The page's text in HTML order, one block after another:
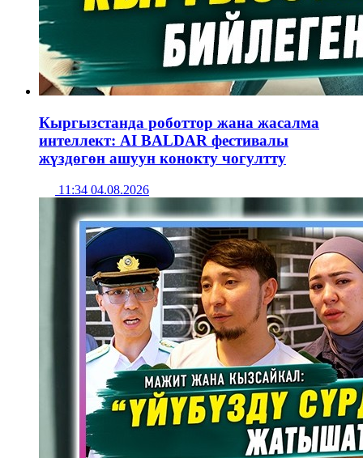
Кыргызстанда роботтор жана жасалма
интеллект: AI BALDAR фестивалы
жүздөгөн ашуун конокту чогултту
11:34 04.08.2026